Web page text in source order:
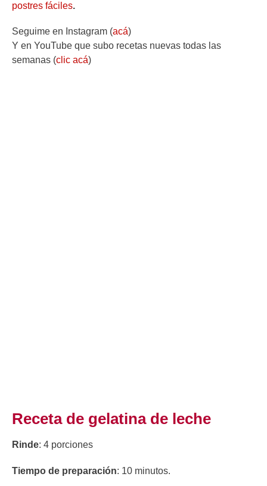
postres fáciles.
Seguime en Instagram (acá)
Y en YouTube que subo recetas nuevas todas las
semanas (clic acá)
Receta de gelatina de leche
Rinde: 4 porciones
Tiempo de preparación: 10 minutos.